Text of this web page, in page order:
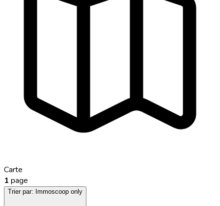
Carte
1 page
Trier par: Immoscoop only